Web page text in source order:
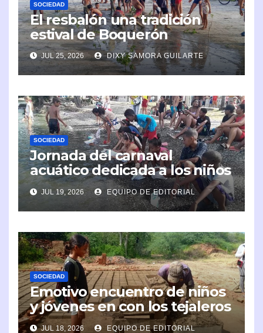
SOCIEDAD
El resbalón una tradición
estival de Boquerón
JUL 25, 2026 DIXY SAMORA GUILARTE
SOCIEDAD
Jornada del carnaval
acuático dedicada a los niños
en Caimanera
JUL 19, 2026 EQUIPO DE EDITORIAL
SOCIEDAD
Emotivo encuentro de niños
y jóvenes en con los tejaleros
de Cayamo
JUL 18, 2026 EQUIPO DE EDITORIAL